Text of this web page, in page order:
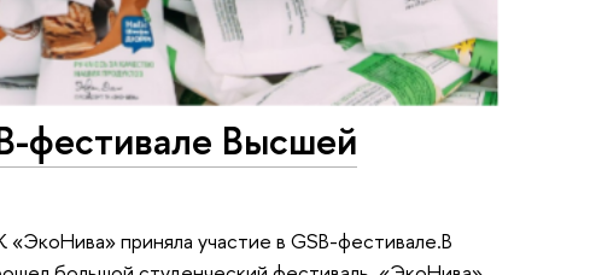
фестивале Высшей
приняла участие в GSB-фестивале.В